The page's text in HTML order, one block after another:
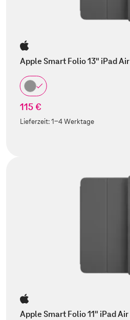
Apple Smart Folio 13" iPad Air
115 €
Lieferzeit:1-4 Werktage
Apple Smart Folio 11" iPad Air